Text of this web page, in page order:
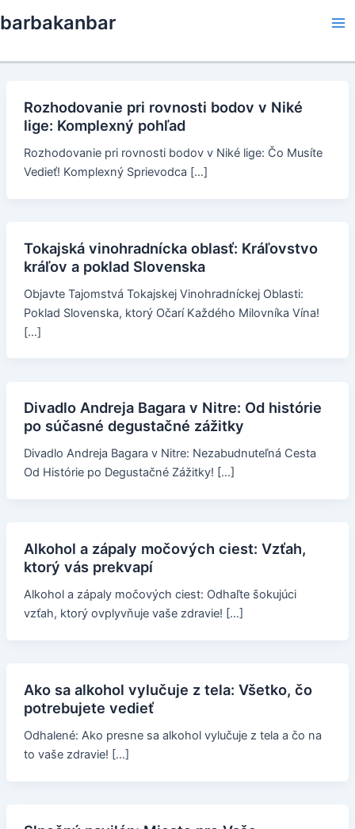
to
barbakanbar
Rozhodovanie pri rovnosti bodov v Niké
lige: Komplexný pohľad
Rozhodovanie pri rovnosti bodov v Niké lige: Čo Musíte
Vedieť! Komplexný Sprievodca […]
Tokajská vinohradnícka oblasť: Kráľovstvo
kráľov a poklad Slovenska
Objavte Tajomstvá Tokajskej Vinohradníckej Oblasti:
Poklad Slovenska, ktorý Očarí Každého Milovníka Vína!
[…]
Divadlo Andreja Bagara v Nitre: Od histórie
po súčasné degustačné zážitky
Divadlo Andreja Bagara v Nitre: Nezabudnuteľná Cesta
Od Histórie po Degustačné Zážitky! […]
Alkohol a zápaly močových ciest: Vzťah,
ktorý vás prekvapí
Alkohol a zápaly močových ciest: Odhaľte šokujúci
vzťah, ktorý ovplyvňuje vaše zdravie! […]
Ako sa alkohol vylučuje z tela: Všetko, čo
potrebujete vedieť
Odhalené: Ako presne sa alkohol vylučuje z tela a čo na
to vaše zdravie! […]